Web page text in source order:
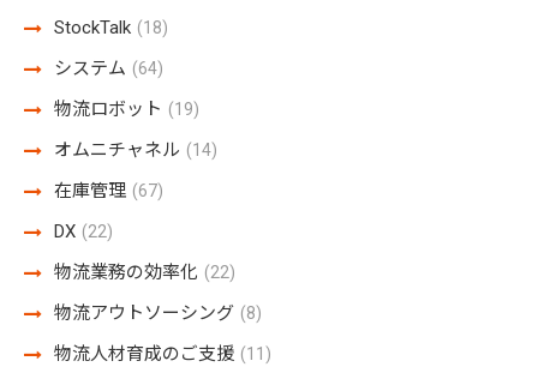
StockTalk (18)
システム (64)
物流ロボット (19)
オムニチャネル (14)
在庫管理 (67)
DX (22)
物流業務の効率化 (22)
物流アウトソーシング (8)
物流人材育成のご支援 (11)